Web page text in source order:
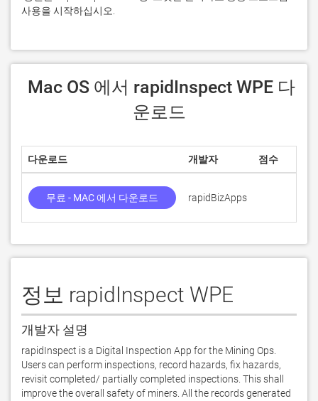
사용을 시작하십시오.
운로드
다운로드 개발자 점수
무료 - MAC 에서 다운로드 rapidBizApps
정보 rapidInspect WPE
개발자 설명
rapidInspect is a Digital Inspection App for the Mining Ops.
Users can perform inspections, record hazards, fix hazards,
revisit completed/ partially completed inspections. This shall
improve the overall safety of miners. All the records generated